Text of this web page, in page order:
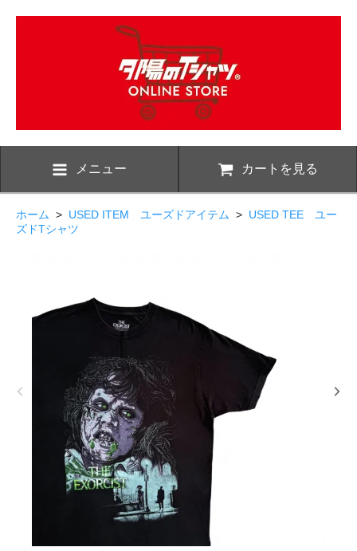
メニュー カートを見る
ホーム > USED ITEM ユーズドアイテム > USED TEE ユー
ズドTシャツ